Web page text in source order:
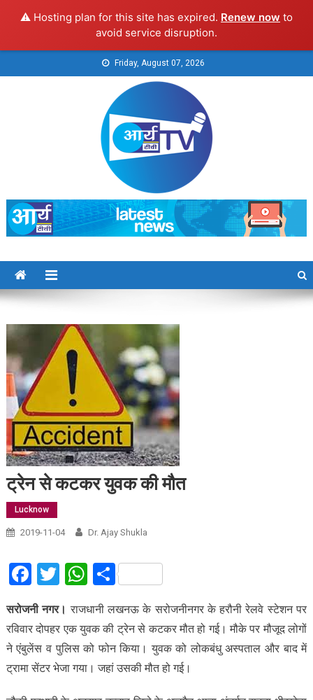
⚠️ Hosting plan for this site has expired. Renew now to
avoid service disruption.
to
Friday, August 07, 2026
Arya TV
ट्रेन से कटकर युवक की मौत
Lucknow
2019-11-04 Dr. Ajay Shukla
Facebook
Twitter
WhatsApp
Share
सरोजनी नगर। राजधानी लखनऊ के सरोजनीनगर के हरौनी रेलवे स्टेशन पर
रविवार दोपहर एक युवक की ट्रेन से कटकर मौत हो गई। मौके पर मौजूद लोगों
ने एंबुलेंस व पुलिस को फोन किया। युवक को लोकबंधु अस्पताल और बाद में
ट्रामा सेंटर भेजा गया। जहां उसकी मौत हो गई।